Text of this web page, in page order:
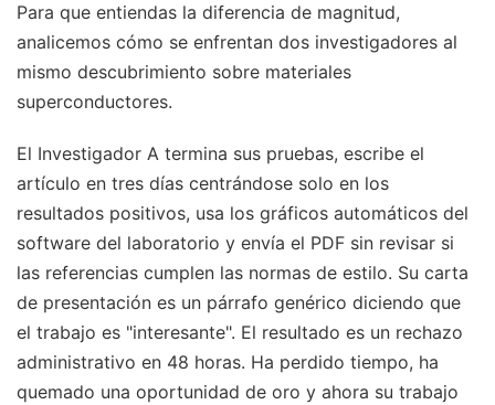
Para que entiendas la diferencia de magnitud,
analicemos cómo se enfrentan dos investigadores al
mismo descubrimiento sobre materiales
superconductores.
El Investigador A termina sus pruebas, escribe el
artículo en tres días centrándose solo en los
resultados positivos, usa los gráficos automáticos del
software del laboratorio y envía el PDF sin revisar si
las referencias cumplen las normas de estilo. Su carta
de presentación es un párrafo genérico diciendo que
el trabajo es "interesante". El resultado es un rechazo
administrativo en 48 horas. Ha perdido tiempo, ha
quemado una oportunidad de oro y ahora su trabajo